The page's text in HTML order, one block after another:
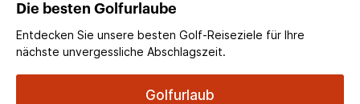
Die besten Golfurlaube
Entdecken Sie unsere besten Golf-Reiseziele für Ihre
nächste unvergessliche Abschlagszeit.
Golfurlaub